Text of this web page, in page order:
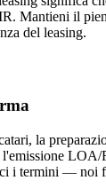
Mantieni il
del leasing.
la
l'emissione
i termini — noi